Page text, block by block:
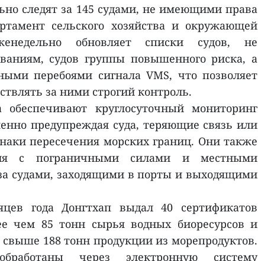
следят за 145 судами, не имеющими права
сельского хозяйства и окружающей
обновляет списки судов, не
судов группы повышенного риска, а
перебоями сигнала VMS, что позволяет
за ними строгий контроль.
круглосуточный мониторинг
предупреждая суда, теряющие связь или
пересечения морских границ. Они также
с пограничными силами и местными
судами, заходящими в порты и выходящими
года Донгтхап выдал 40 сертификатов
чем 85 тонн сырья водных биоресурсов и
188 тонн продукции из морепродуктов.
через электронную систему